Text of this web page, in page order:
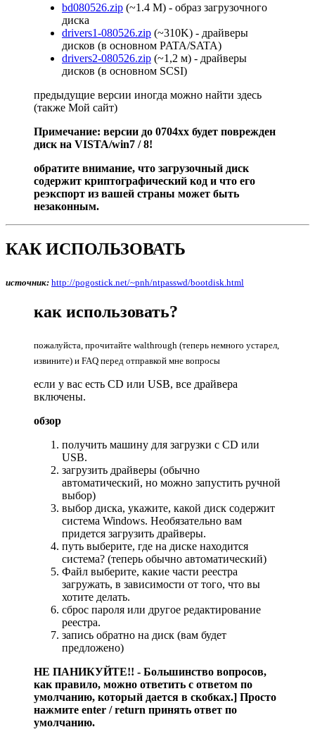
bd080526.zip (~1.4 M) - образ загрузочного
диска
drivers1-080526.zip (~310K) - драйверы
дисков (в основном PATA/SATA)
drivers2-080526.zip (~1,2 м) - драйверы
дисков (в основном SCSI)
предыдущие версии иногда можно найти здесь
(также Мой сайт)
Примечание: версии до 0704xx будет поврежден
диск на VISTA/win7 / 8!
обратите внимание, что загрузочный диск
содержит криптографический код и что его
реэкспорт из вашей страны может быть
незаконным.
КАК ИСПОЛЬЗОВАТЬ
источник: http://pogostick.net/~pnh/ntpasswd/bootdisk.html
как использовать?
пожалуйста, прочитайте walthrough (теперь немного устарел,
извините) и FAQ перед отправкой мне вопросы
если у вас есть CD или USB, все драйвера
включены.
обзор
получить машину для загрузки с CD или
USB.
загрузить драйверы (обычно
автоматический, но можно запустить ручной
выбор)
выбор диска, укажите, какой диск содержит
система Windows. Необязательно вам
придется загрузить драйверы.
путь выберите, где на диске находится
система? (теперь обычно автоматический)
Файл выберите, какие части реестра
загружать, в зависимости от того, что вы
хотите делать.
сброс пароля или другое редактирование
реестра.
запись обратно на диск (вам будет
предложено)
НЕ ПАНИКУЙТЕ!! - Большинство вопросов,
как правило, можно ответить с ответом по
умолчанию, который дается в скобках.] Просто
нажмите enter / return принять ответ по
умолчанию.